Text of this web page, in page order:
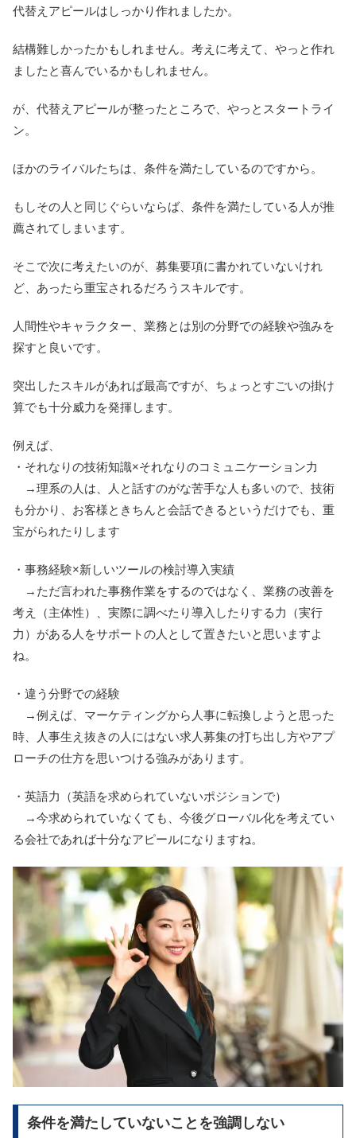
代替えアピールはしっかり作れましたか。
結構難しかったかもしれません。考えに考えて、やっと作れ
ましたと喜んでいるかもしれません。
が、代替えアピールが整ったところで、やっとスタートライ
ン。
ほかのライバルたちは、条件を満たしているのですから。
もしその人と同じぐらいならば、条件を満たしている人が推
薦されてしまいます。
そこで次に考えたいのが、募集要項に書かれていないけれ
ど、 あったら重宝されるだろうスキルです。
人間性やキャラクター、業務とは別の分野での経験や強みを
探すと良いです。
突出したスキルがあれば最高ですが、 ちょっとすごいの掛け
算でも十分威力を発揮します。
例えば、
・それなりの技術知識×それなりのコミュニケーション力
→理系の人は、人と話すのがな苦手な人も多いので、 技術
も分かり、お客様ときちんと会話できるというだけでも、 重
宝がられたりします
・事務経験×新しいツールの検討導入実績
→ただ言われた事務作業をするのではなく、業務の改善を
考え（主体性）、実際に調べたり導入したりする力（実行
力）がある人をサポートの人として置きたいと思いますよ
ね。
・違う分野での経験
→例えば、マーケティングから人事に転換しようと思った
時、人事生え抜きの人にはない求人募集の打ち出し方やアプ
ローチの仕方を思いつける強みがあります。
・英語力（英語を求められていないポジションで）
→今求められていなくても、今後グローバル化を考えてい
る会社であれば十分なアピールになりますね。
条件を満たしていないことを強調しない